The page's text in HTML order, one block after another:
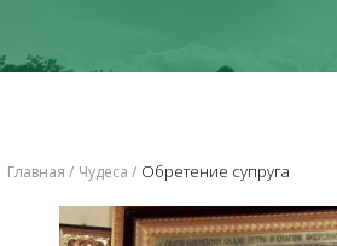
Главная Чудеса Обретение супруга